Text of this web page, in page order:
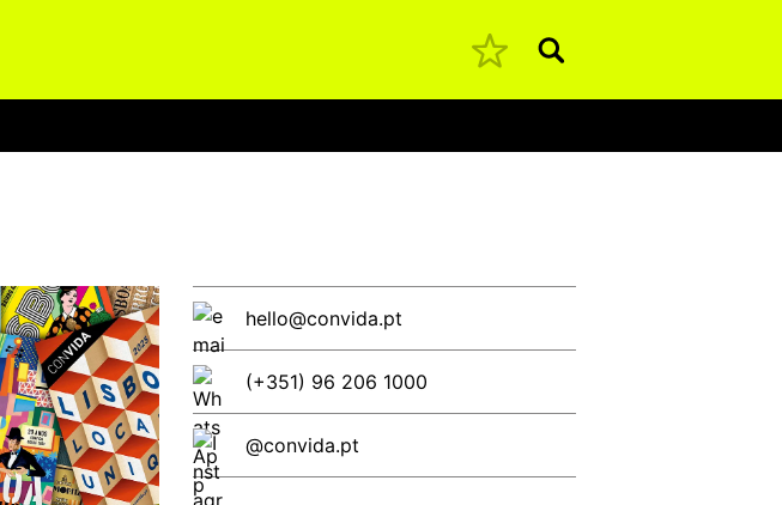
Pesquisar
hello@convida.pt
(+351) 96 206 1000
@convida.pt